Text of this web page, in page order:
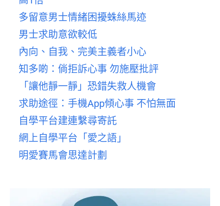
多留意男士情緒困擾蛛絲馬迹
男士求助意欲較低
內向、自我、完美主義者小心
知多啲：倘拒訴心事 勿施壓批評
「讓他靜一靜」恐錯失救人機會
求助途徑：手機App傾心事 不怕無面
自學平台建連繫尋寄託
網上自學平台「愛之語」
明愛賽馬會思達計劃